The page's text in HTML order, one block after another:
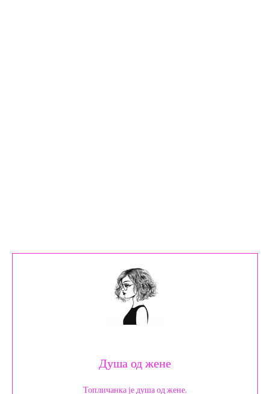
Душа од жене
Топличанка је душа од жене.